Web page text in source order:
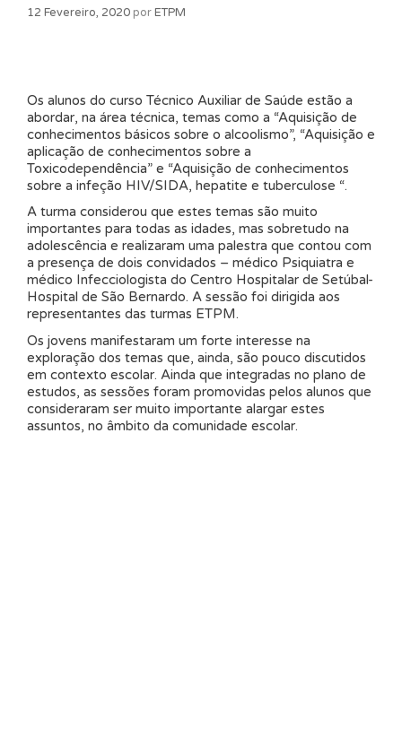
12 Fevereiro, 2020 porETPM
Os alunos do curso Técnico Auxiliar de Saúde estão a
abordar, na área técnica, temas como a “Aquisição de
conhecimentos básicos sobre o alcoolismo”, “Aquisição e
aplicação de conhecimentos sobre a
Toxicodependência” e “Aquisição de conhecimentos
sobre a infeção HIV/SIDA, hepatite e tuberculose “.
A turma considerou que estes temas são muito
importantes para todas as idades, mas sobretudo na
adolescência e realizaram uma palestra que contou com
a presença de dois convidados – médico Psiquiatra e
médico Infecciologista do Centro Hospitalar de Setúbal-
Hospital de São Bernardo. A sessão foi dirigida aos
representantes das turmas ETPM.
Os jovens manifestaram um forte interesse na
exploração dos temas que, ainda, são pouco discutidos
em contexto escolar. Ainda que integradas no plano de
estudos, as sessões foram promovidas pelos alunos que
consideraram ser muito importante alargar estes
assuntos, no âmbito da comunidade escolar.